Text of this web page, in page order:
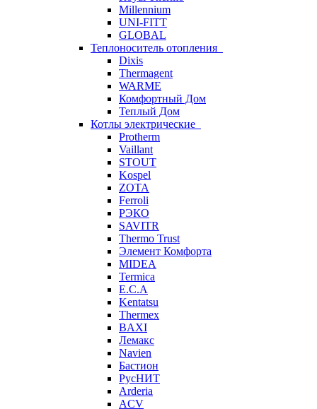
Millennium
UNI-FITT
GLOBAL
Теплоноситель отопления
Dixis
Thermagent
WARME
Комфортный Дом
Теплый Дом
Котлы электрические
Protherm
Vaillant
STOUT
Kospel
ZOTA
Ferroli
РЭКО
SAVITR
Thermo Trust
Элемент Комфорта
MIDEA
Termica
E.C.A
Kentatsu
Thermex
BAXI
Лемакс
Navien
Бастион
РусНИТ
Arderia
ACV